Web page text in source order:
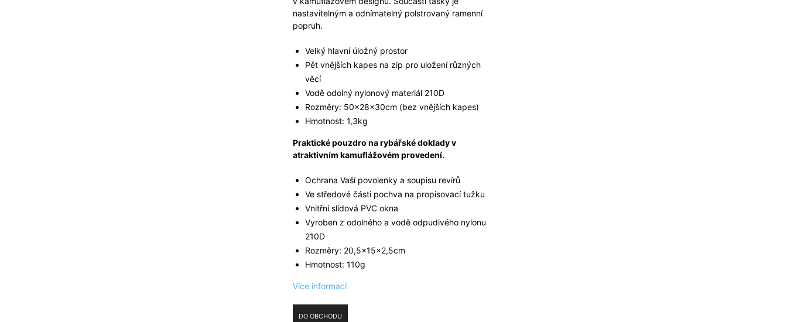
nastavitelným a odnímatelný polstrovaný ramenní
popruh.
Velký hlavní úložný prostor
Pět vnějších kapes na zip pro uložení různých
věcí
Vodě odolný nylonový materiál 210D
Rozměry: 50x28x30cm (bez vnějších kapes)
Hmotnost: 1,3kg
Praktické pouzdro na rybářské doklady v
atraktivním kamuflážovém provedení.
Ochrana Vaší povolenky a soupisu revírů
Ve středové části pochva na propisovací tužku
Vnitřní slídová PVC okna
Vyroben z odolného a vodě odpudivého nylonu
210D
Rozměry: 20,5x15x2,5cm
Hmotnost: 110g
Více informací
DO OBCHODU